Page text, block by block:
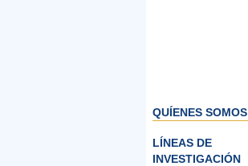
QUÍENES SOMOS
LÍNEAS DE
INVESTIGACIÓN